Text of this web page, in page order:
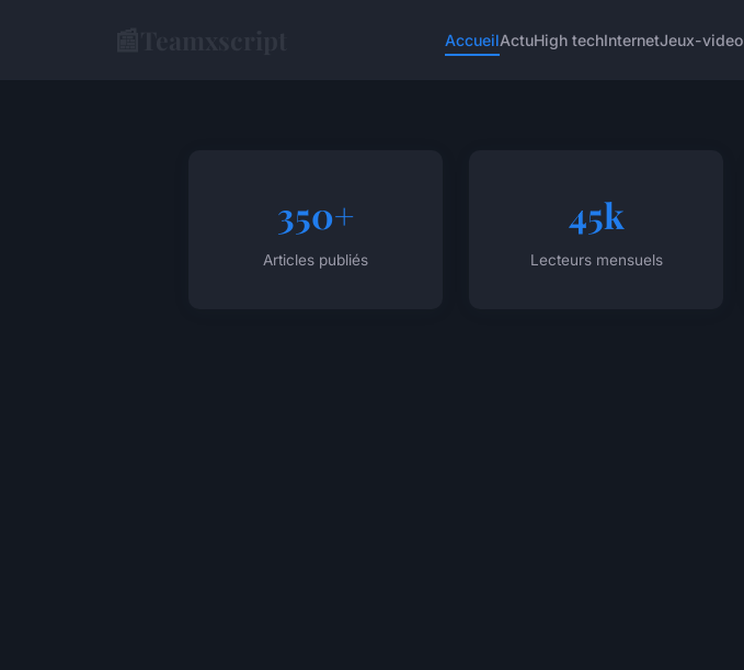
AccueilActuHigh techInternetJeux-video
350+
Articles publiés
45k
Lecteurs mensuels